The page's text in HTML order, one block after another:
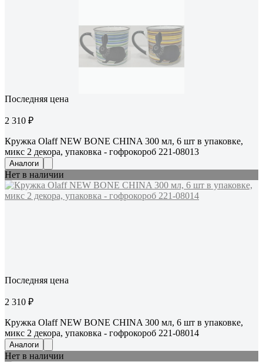
Последняя цена
2 310 ₽
Кружка Olaff NEW BONE CHINA 300 мл, 6 шт в упаковке,
микс 2 декора, упаковка - гофрокороб 221-08013
Аналоги
Нет в наличии
Последняя цена
2 310 ₽
Кружка Olaff NEW BONE CHINA 300 мл, 6 шт в упаковке,
микс 2 декора, упаковка - гофрокороб 221-08014
Аналоги
Нет в наличии